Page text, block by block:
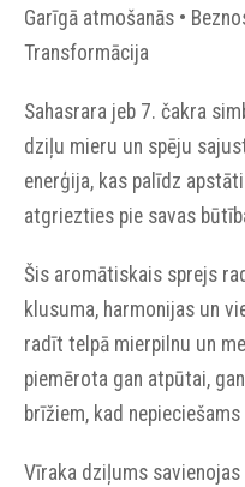
Garīgā atmošanās •
Transformācija
Sahasrara jeb 7. čakra
dziļu mieru un spēju
enerģija, kas palīdz
atgriezties pie savas
Šis aromātiskais sprejs
klusuma, harmonijas un
radīt telpā mierpilnu un
piemērota gan atpūtai,
brīžiem, kad
Vīraka dziļums